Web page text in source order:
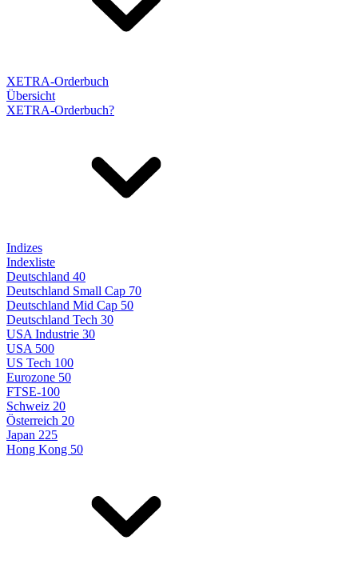
XETRA-Orderbuch
Übersicht
XETRA-Orderbuch?
Indizes
Indexliste
Deutschland 40
Deutschland Small Cap 70
Deutschland Mid Cap 50
Deutschland Tech 30
USA Industrie 30
USA 500
US Tech 100
Eurozone 50
FTSE-100
Schweiz 20
Österreich 20
Japan 225
Hong Kong 50